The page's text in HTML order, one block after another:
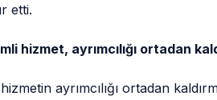
etti.
hizmet, ayrımcılığı ortadan
ayrımcılığı ortadan